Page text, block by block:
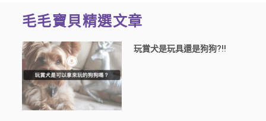
毛毛寶貝精選文章
玩賞犬是玩具還是狗狗?!!